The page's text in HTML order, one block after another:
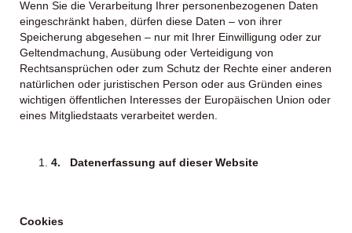
Wenn Sie die Verarbeitung Ihrer personenbezogenen Daten
eingeschränkt haben, dürfen diese Daten – von ihrer
Speicherung abgesehen – nur mit Ihrer Einwilligung oder zur
Geltendmachung, Ausübung oder Verteidigung von
Rechtsansprüchen oder zum Schutz der Rechte einer anderen
natürlichen oder juristischen Person oder aus Gründen eines
wichtigen öffentlichen Interesses der Europäischen Union oder
eines Mitgliedstaats verarbeitet werden.
4. Datenerfassung auf dieser Website
Cookies